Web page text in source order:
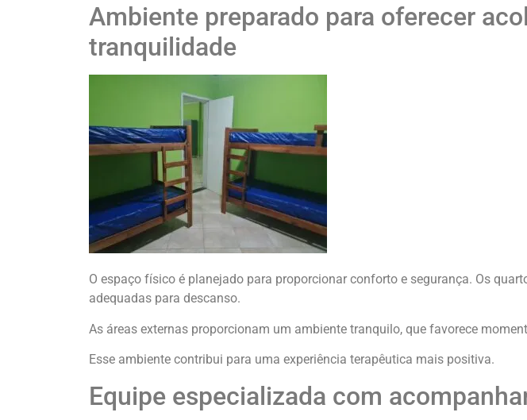
Ambiente preparado para oferecer
tranquilidade
O espaço físico é planejado para proporcionar conforto e segurança. Os
adequadas para descanso.
As áreas externas proporcionam um ambiente tranquilo, que favorece
Esse ambiente contribui para uma experiência terapêutica mais positiva.
Equipe especializada com